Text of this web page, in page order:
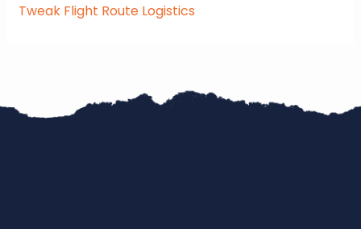
Tweak Flight Route Logistics